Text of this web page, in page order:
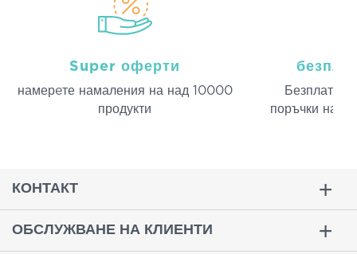
Super оферти
намерeте намаления на над 10000
продукти
Безплатна
поръчки над
КОНТАКТ
ОБСЛУЖВАНЕ НА КЛИЕНТИ